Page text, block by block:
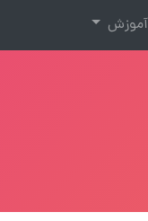
آموزش